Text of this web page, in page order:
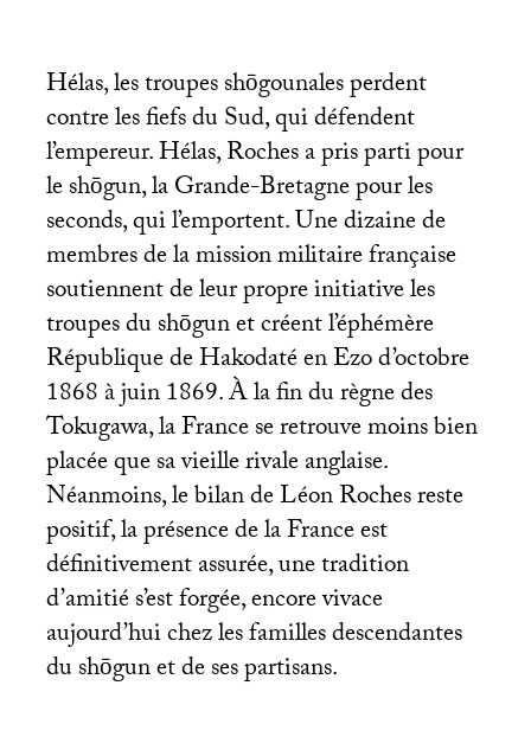
Hélas, les troupes shōgounales perdent
contre les fiefs du Sud, qui défendent
l’empereur. Hélas, Roches a pris parti pour
le shōgun, la Grande-Bretagne pour les
seconds, qui l’emportent. Une dizaine de
membres de la mission militaire française
soutiennent de leur propre initiative les
troupes du shōgun et créent l’éphémère
République de Hakodaté en Ezo d’octobre
1868 à juin 1869. À la fin du règne des
Tokugawa, la France se retrouve moins bien
placée que sa vieille rivale anglaise.
Néanmoins, le bilan de Léon Roches reste
positif, la présence de la France est
définitivement assurée, une tradition
d’amitié s’est forgée, encore vivace
aujourd’hui chez les familles descendantes
du shōgun et de ses partisans.